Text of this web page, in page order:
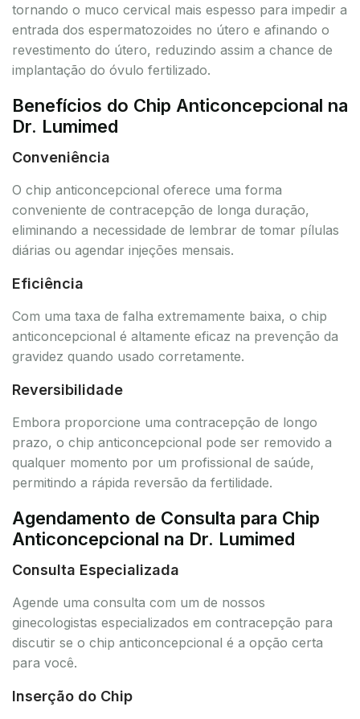
tornando o muco cervical mais espesso para impedir a
entrada dos espermatozoides no útero e afinando o
revestimento do útero, reduzindo assim a chance de
implantação do óvulo fertilizado.
Benefícios do Chip Anticoncepcional na
Dr. Lumimed
Conveniência
O chip anticoncepcional oferece uma forma
conveniente de contracepção de longa duração,
eliminando a necessidade de lembrar de tomar pílulas
diárias ou agendar injeções mensais.
Eficiência
Com uma taxa de falha extremamente baixa, o chip
anticoncepcional é altamente eficaz na prevenção da
gravidez quando usado corretamente.
Reversibilidade
Embora proporcione uma contracepção de longo
prazo, o chip anticoncepcional pode ser removido a
qualquer momento por um profissional de saúde,
permitindo a rápida reversão da fertilidade.
Agendamento de Consulta para Chip
Anticoncepcional na Dr. Lumimed
Consulta Especializada
Agende uma consulta com um de nossos
ginecologistas especializados em contracepção para
discutir se o chip anticoncepcional é a opção certa
para você.
Inserção do Chip